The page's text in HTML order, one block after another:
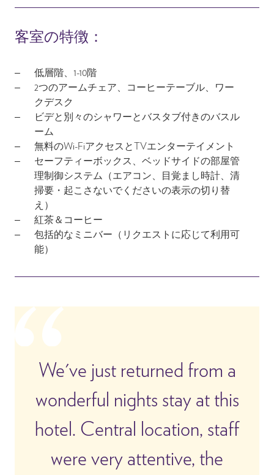
客室の特徴：
低層階、1-10階
2つのアームチェア、コーヒーテーブル、ワー
クデスク
ビデと別々のシャワーとバスタブ付きのバスル
ーム
無料のWi-FiアクセスとTVエンターテイメント
セーフティーボックス、ベッドサイドの部屋管
理制御システム（エアコン、目覚まし時計、清
掃要・起こさないでくださいの表示の切り替
え）
紅茶＆コーヒー
包括的なミニバー（リクエストに応じて利用可
能）
We've just returned from a
wonderful nights stay at this
hotel. Central location, staff
were very attentive, the